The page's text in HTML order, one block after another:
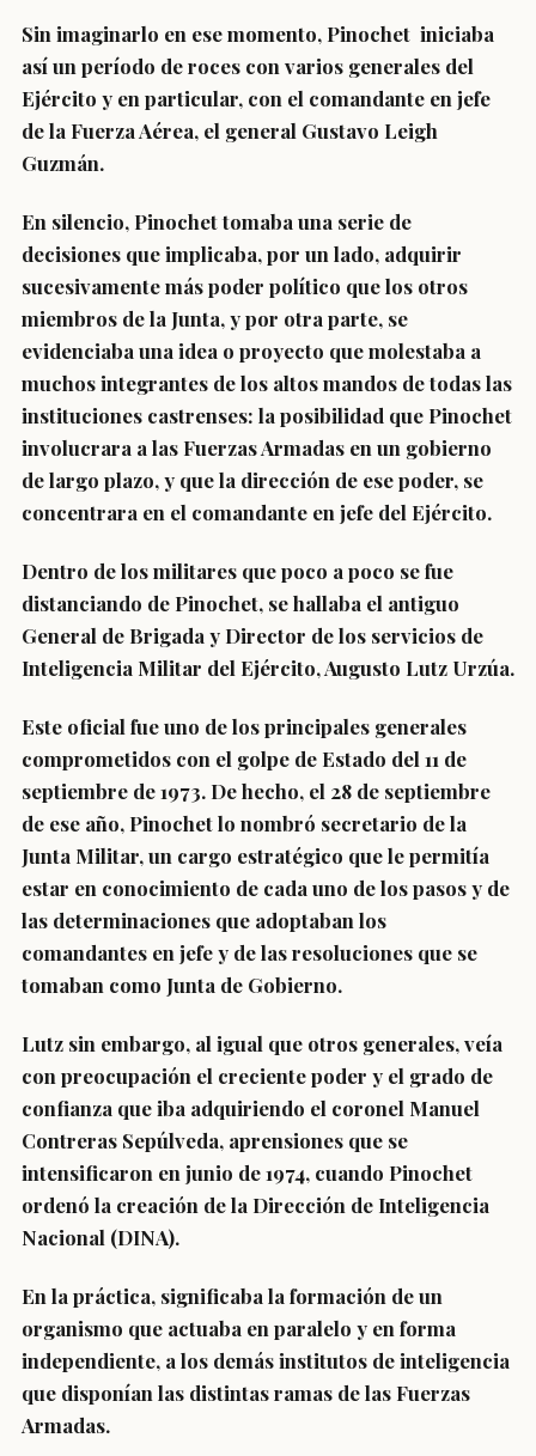
Sin imaginarlo en ese momento, Pinochet iniciaba
así un período de roces con varios generales del
Ejército y en particular, con el comandante en jefe
de la Fuerza Aérea, el general Gustavo Leigh
Guzmán.
En silencio, Pinochet tomaba una serie de
decisiones que implicaba, por un lado, adquirir
sucesivamente más poder político que los otros
miembros de la Junta, y por otra parte, se
evidenciaba una idea o proyecto que molestaba a
muchos integrantes de los altos mandos de todas las
instituciones castrenses: la posibilidad que Pinochet
involucrara a las Fuerzas Armadas en un gobierno
de largo plazo, y que la dirección de ese poder, se
concentrara en el comandante en jefe del Ejército.
Dentro de los militares que poco a poco se fue
distanciando de Pinochet, se hallaba el antiguo
General de Brigada y Director de los servicios de
Inteligencia Militar del Ejército, Augusto Lutz Urzúa.
Este oficial fue uno de los principales generales
comprometidos con el golpe de Estado del 11 de
septiembre de 1973. De hecho, el 28 de septiembre
de ese año, Pinochet lo nombró secretario de la
Junta Militar, un cargo estratégico que le permitía
estar en conocimiento de cada uno de los pasos y de
las determinaciones que adoptaban los
comandantes en jefe y de las resoluciones que se
tomaban como Junta de Gobierno.
Lutz sin embargo, al igual que otros generales, veía
con preocupación el creciente poder y el grado de
confianza que iba adquiriendo el coronel Manuel
Contreras Sepúlveda, aprensiones que se
intensificaron en junio de 1974, cuando Pinochet
ordenó la creación de la Dirección de Inteligencia
Nacional (DINA).
En la práctica, significaba la formación de un
organismo que actuaba en paralelo y en forma
independiente, a los demás institutos de inteligencia
que disponían las distintas ramas de las Fuerzas
Armadas.